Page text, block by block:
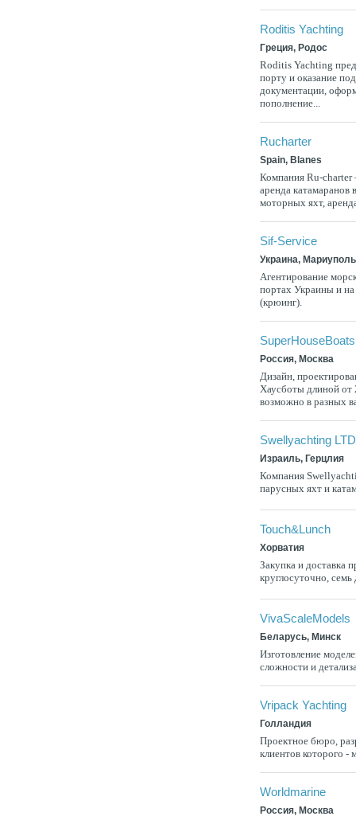
Roditis Yachting
Греция, Родос
Roditis Yachting
порту и оказание
документации,
пополнение...
Rucharter
Spain, Blanes
Компания Ru-charter
аренда катамаранов
моторных яхт,
Sif-Service
Украина, Мариуполь
Агентирование
портах Украины и
(крюинг).
Россия, Москва
Дизайн,
Хаусботы длиной от
возможно в разных
Swellyachting LTD
Израиль, Герцлия
Компания
парусных яхт и
Touch&Lunch
Хорватия
Закупка и доставка
круглосуточно,
VivaScaleModels
Беларусь, Минск
Изготовление
сложности и
Vripack Yachting
Голландия
Проектное бюро,
клиентов которого
Worldmarine
Россия, Москва